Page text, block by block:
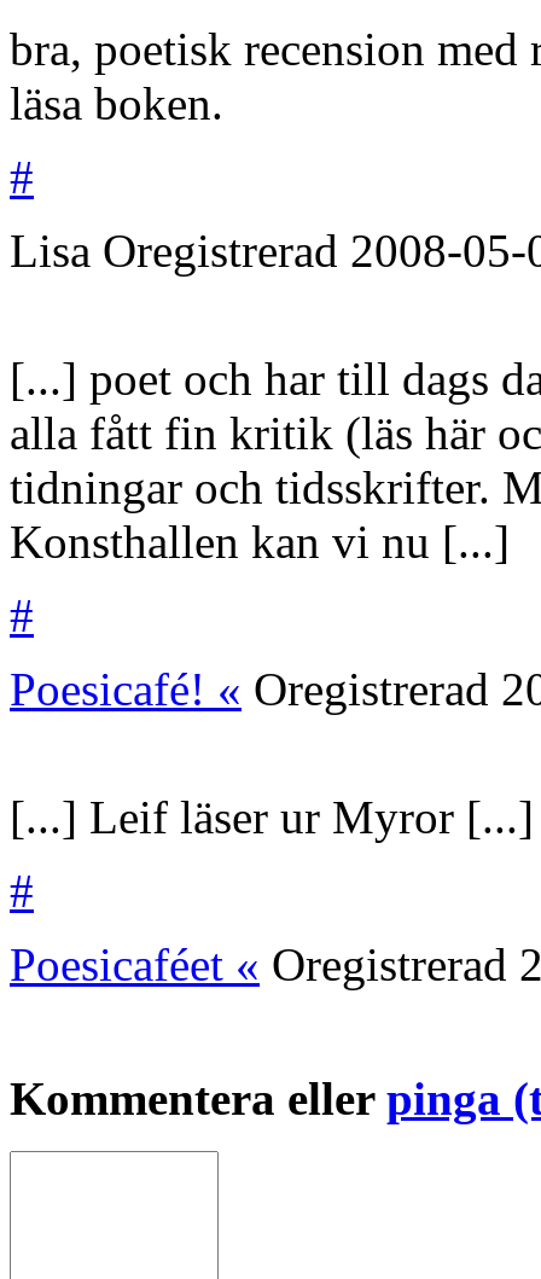
bra, poetisk recension
läsa boken.
#
Lisa Oregistrerad 2008-05-
[...] poet och har till dags
alla fått fin kritik (läs här
tidningar och tidsskrifter.
Konsthallen kan vi nu [...]
#
Poesicafé! « Oregistrerad
[...] Leif läser ur Myror [...]
#
Poesicaféet « Oregistrerad
Kommentera eller pinga